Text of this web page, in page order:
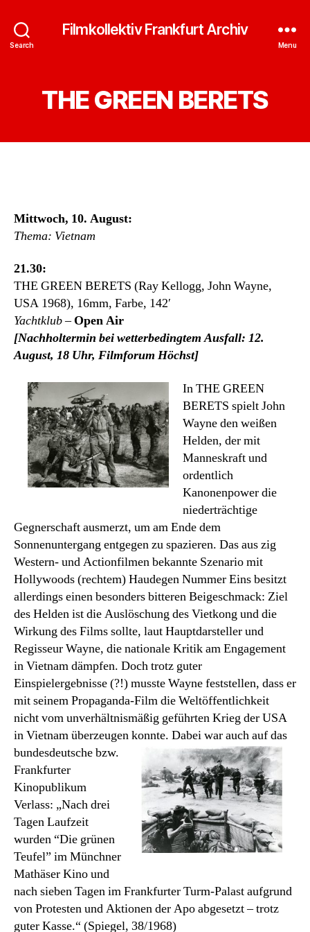
Search
Filmkollektiv Frankfurt Archiv
Menu
THE GREEN BERETS
Mittwoch, 10. August:
Thema: Vietnam
21.30:
THE GREEN BERETS (Ray Kellogg, John Wayne,
USA 1968), 16mm, Farbe, 142′
Yachtklub–Open Air
[Nachholtermin bei wetterbedingtem Ausfall: 12.
August, 18 Uhr, Filmforum Höchst]
In THE GREEN
BERETS spielt John
Wayne den weißen
Helden, der mit
Manneskraft und
ordentlich
Kanonenpower die
niederträchtige
Gegnerschaft ausmerzt, um am Ende dem
Sonnenuntergang entgegen zu spazieren. Das aus zig
Western- und Actionfilmen bekannte Szenario mit
Hollywoods (rechtem) Haudegen Nummer Eins besitzt
allerdings einen besonders bitteren Beigeschmack: Ziel
des Helden ist die Auslöschung des Vietkong und die
Wirkung des Films sollte, laut Hauptdarsteller und
Regisseur Wayne, die nationale Kritik am Engagement
in Vietnam dämpfen. Doch trotz guter
Einspielergebnisse (?!) musste Wayne feststellen, dass er
mit seinem Propaganda-Film die Weltöffentlichkeit
nicht vom unverhältnismäßig geführten Krieg der USA
in Vietnam überzeugen konnte. Dabei war auch auf das
bundesdeutsche bzw.
Frankfurter
Kinopublikum
Verlass: „Nach drei
Tagen Laufzeit
wurden “Die grünen
Teufel” im Münchner
Mathäser Kino und
nach sieben Tagen im Frankfurter Turm-Palast aufgrund
von Protesten und Aktionen der Apo abgesetzt – trotz
guter Kasse.“ (Spiegel, 38/1968)